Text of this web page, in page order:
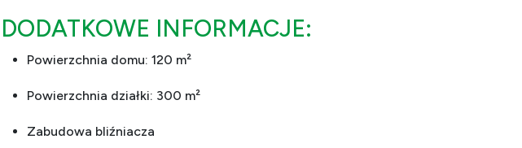
DODATKOWE INFORMACJE:
Powierzchnia domu: 120 m²
Powierzchnia działki: 300 m²
Zabudowa bliźniacza